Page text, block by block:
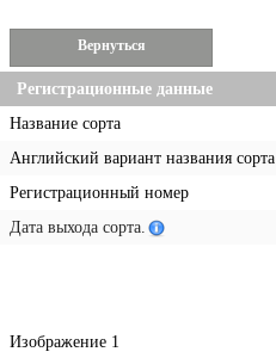
Вернуться
Регистрационные данные
Название сорта
Английский вариант названия сорта
Регистрационный номер
Дата выхода сорта.
Изображение 1